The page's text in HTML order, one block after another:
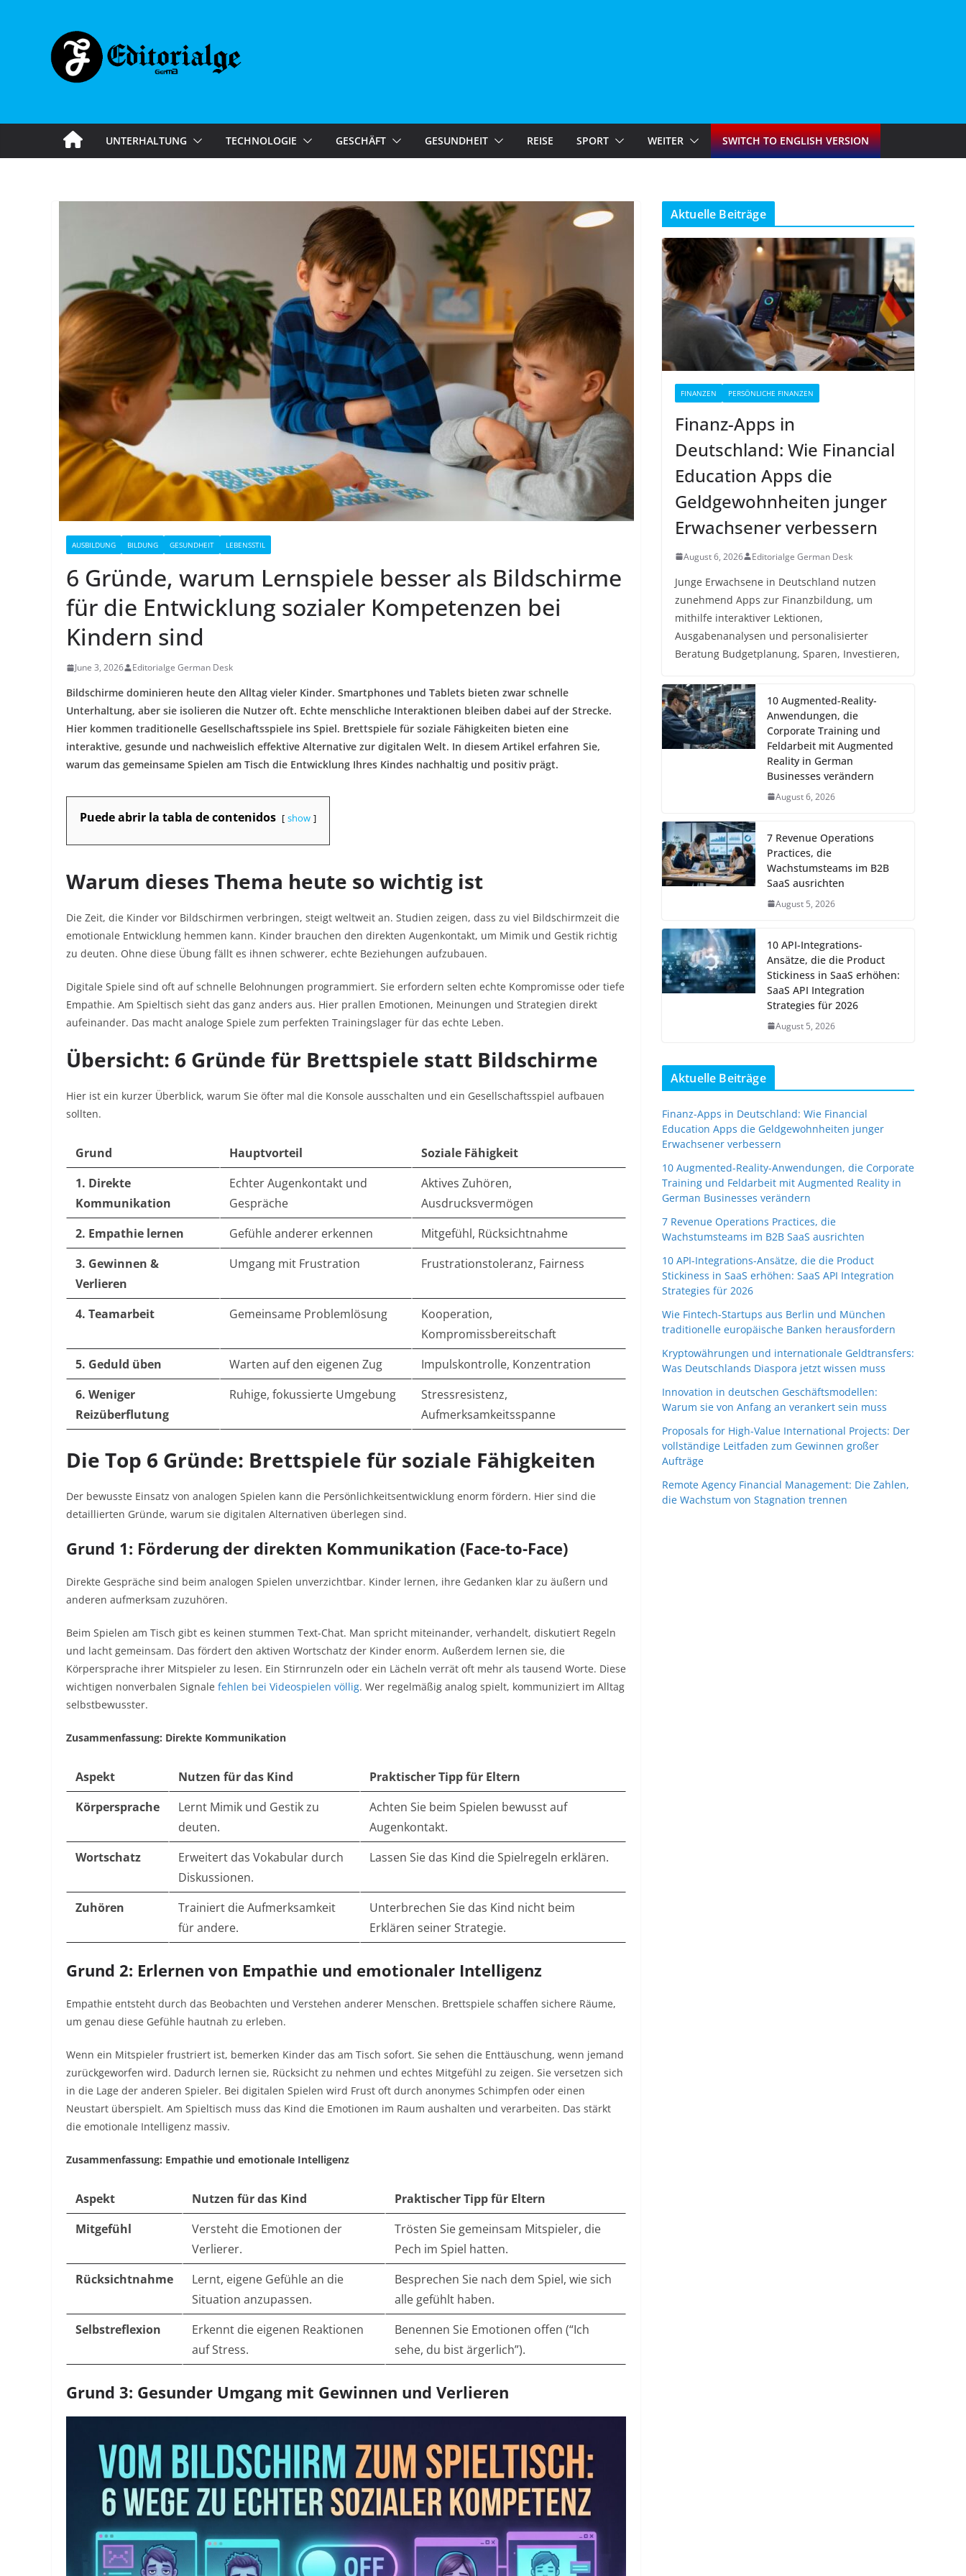
UNTERHALTUNG TECHNOLOGIE GESCHÄFT GESUNDHEIT REISE SPORT WEITER SWITCH TO ENGLISH VERSION
AUSBILDUNG BILDUNG GESUNDHEIT LEBENSSTIL
6 Gründe, warum Lernspiele besser als Bildschirme
für die Entwicklung sozialer Kompetenzen bei
Kindern sind
June 3, 2026 Editorialge German Desk
Bildschirme dominieren heute den Alltag vieler Kinder. Smartphones und Tablets bieten zwar schnelle
Unterhaltung, aber sie isolieren die Nutzer oft. Echte menschliche Interaktionen bleiben dabei auf der Strecke.
Hier kommen traditionelle Gesellschaftsspiele ins Spiel. Brettspiele für soziale Fähigkeiten bieten eine
interaktive, gesunde und nachweislich effektive Alternative zur digitalen Welt. In diesem Artikel erfahren Sie,
warum das gemeinsame Spielen am Tisch die Entwicklung Ihres Kindes nachhaltig und positiv prägt.
Puede abrir la tabla de contenidos show
Warum dieses Thema heute so wichtig ist
Die Zeit, die Kinder vor Bildschirmen verbringen, steigt weltweit an. Studien zeigen, dass zu viel Bildschirmzeit die
emotionale Entwicklung hemmen kann. Kinder brauchen den direkten Augenkontakt, um Mimik und Gestik richtig
zu deuten. Ohne diese Übung fällt es ihnen schwerer, echte Beziehungen aufzubauen.
Digitale Spiele sind oft auf schnelle Belohnungen programmiert. Sie erfordern selten echte Kompromisse oder tiefe
Empathie. Am Spieltisch sieht das ganz anders aus. Hier prallen Emotionen, Meinungen und Strategien direkt
aufeinander. Das macht analoge Spiele zum perfekten Trainingslager für das echte Leben.
Übersicht: 6 Gründe für Brettspiele statt Bildschirme
Hier ist ein kurzer Überblick, warum Sie öfter mal die Konsole ausschalten und ein Gesellschaftsspiel aufbauen
sollten.
Grund Hauptvorteil
Soziale Fähigkeit
1. Direkte
Kommunikation
Echter Augenkontakt und
Gespräche
Aktives Zuhören,
Ausdrucksvermögen
2. Empathie lernen
Gefühle anderer erkennen
Mitgefühl, Rücksichtnahme
3. Gewinnen &
Verlieren
Umgang mit Frustration Frustrationstoleranz, Fairness
4. Teamarbeit Gemeinsame Problemlösung
Kooperation,
Kompromissbereitschaft
5. Geduld üben
Warten auf den eigenen Zug
Impulskontrolle, Konzentration
6. Weniger
Reizüberflutung
Ruhige, fokussierte Umgebung
Stressresistenz,
Aufmerksamkeitsspanne
Die Top 6 Gründe: Brettspiele für soziale Fähigkeiten
Der bewusste Einsatz von analogen Spielen kann die Persönlichkeitsentwicklung enorm fördern. Hier sind die
detaillierten Gründe, warum sie digitalen Alternativen überlegen sind.
Grund 1: Förderung der direkten Kommunikation (Face-to-Face)
Direkte Gespräche sind beim analogen Spielen unverzichtbar. Kinder lernen, ihre Gedanken klar zu äußern und
anderen aufmerksam zuzuhören.
Beim Spielen am Tisch gibt es keinen stummen Text-Chat. Man spricht miteinander, verhandelt, diskutiert Regeln
und lacht gemeinsam. Das fördert den aktiven Wortschatz der Kinder enorm. Außerdem lernen sie, die
Körpersprache ihrer Mitspieler zu lesen. Ein Stirnrunzeln oder ein Lächeln verrät oft mehr als tausend Worte. Diese
wichtigen nonverbalen Signale fehlen bei Videospielen völlig. Wer regelmäßig analog spielt, kommuniziert im Alltag
selbstbewusster.
Zusammenfassung: Direkte Kommunikation
Aspekt Nutzen für das Kind
Praktischer Tipp für Eltern
Körpersprache
Lernt Mimik und Gestik zu
deuten.
Achten Sie beim Spielen bewusst auf
Augenkontakt.
Wortschatz
Erweitert das Vokabular durch
Diskussionen.
Lassen Sie das Kind die Spielregeln erklären.
Zuhören
Trainiert die Aufmerksamkeit
für andere.
Unterbrechen Sie das Kind nicht beim
Erklären seiner Strategie.
Grund 2: Erlernen von Empathie und emotionaler Intelligenz
Empathie entsteht durch das Beobachten und Verstehen anderer Menschen. Brettspiele schaffen sichere Räume,
um genau diese Gefühle hautnah zu erleben.
Wenn ein Mitspieler frustriert ist, bemerken Kinder das am Tisch sofort. Sie sehen die Enttäuschung, wenn jemand
zurückgeworfen wird. Dadurch lernen sie, Rücksicht zu nehmen und echtes Mitgefühl zu zeigen. Sie versetzen sich
in die Lage der anderen Spieler. Bei digitalen Spielen wird Frust oft durch anonymes Schimpfen oder einen
Neustart überspielt. Am Spieltisch muss das Kind die Emotionen im Raum aushalten und verarbeiten. Das stärkt
die emotionale Intelligenz massiv.
Zusammenfassung: Empathie und emotionale Intelligenz
Aspekt Nutzen für das Kind
Praktischer Tipp für Eltern
Mitgefühl
Versteht die Emotionen der
Verlierer.
Trösten Sie gemeinsam Mitspieler, die
Pech im Spiel hatten.
Rücksichtnahme
Lernt, eigene Gefühle an die
Situation anzupassen.
Besprechen Sie nach dem Spiel, wie sich
alle gefühlt haben.
Selbstreflexion
Erkennt die eigenen Reaktionen
auf Stress.
Benennen Sie Emotionen offen (“Ich
sehe, du bist ärgerlich”).
Grund 3: Gesunder Umgang mit Gewinnen und Verlieren
Aktuelle Beiträge
FINANZEN PERSÖNLICHE FINANZEN
Finanz-Apps in
Deutschland: Wie Financial
Education Apps die
Geldgewohnheiten junger
Erwachsener verbessern
August 6, 2026 Editorialge German Desk
Junge Erwachsene in Deutschland nutzen
zunehmend Apps zur Finanzbildung, um
mithilfe interaktiver Lektionen,
Ausgabenanalysen und personalisierter
Beratung Budgetplanung, Sparen, Investieren,
10 Augmented-Reality-
Anwendungen, die
Corporate Training und
Feldarbeit mit Augmented
Reality in German
Businesses verändern
August 6, 2026
7 Revenue Operations
Practices, die
Wachstumsteams im B2B
SaaS ausrichten
August 5, 2026
10 API-Integrations-
Ansätze, die die Product
Stickiness in SaaS erhöhen:
SaaS API Integration
Strategies für 2026
August 5, 2026
Aktuelle Beiträge
Finanz-Apps in Deutschland: Wie Financial
Education Apps die Geldgewohnheiten junger
Erwachsener verbessern
10 Augmented-Reality-Anwendungen, die Corporate
Training und Feldarbeit mit Augmented Reality in
German Businesses verändern
7 Revenue Operations Practices, die
Wachstumsteams im B2B SaaS ausrichten
10 API-Integrations-Ansätze, die die Product
Stickiness in SaaS erhöhen: SaaS API Integration
Strategies für 2026
Wie Fintech-Startups aus Berlin und München
traditionelle europäische Banken herausfordern
Kryptowährungen und internationale Geldtransfers:
Was Deutschlands Diaspora jetzt wissen muss
Innovation in deutschen Geschäftsmodellen:
Warum sie von Anfang an verankert sein muss
Proposals for High-Value International Projects: Der
vollständige Leitfaden zum Gewinnen großer
Aufträge
Remote Agency Financial Management: Die Zahlen,
die Wachstum von Stagnation trennen